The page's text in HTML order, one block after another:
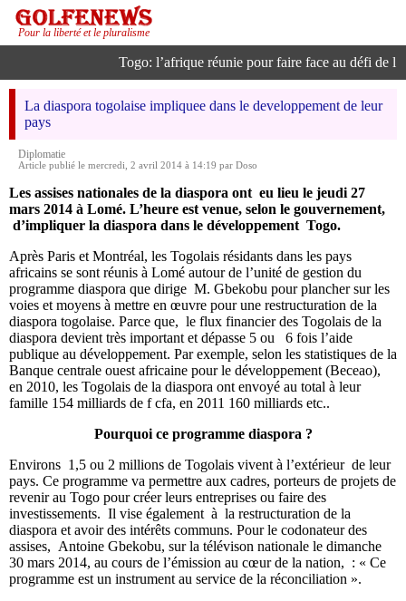
Pour la liberté et le pluralisme
Togo: l’afrique réunie pour faire face au défi de
La diaspora togolaise impliquee dans le developpement de leur
pays
Diplomatie
Article publié le mercredi, 2 avril 2014 à 14:19 par Doso
Les assises nationales de la diaspora ont eu lieu le jeudi 27
mars 2014 à Lomé. L’heure est venue, selon le gouvernement,
d’impliquer la diaspora dans le développement Togo.
Après Paris et Montréal, les Togolais résidants dans les pays
africains se sont réunis à Lomé autour de l’unité de gestion du
programme diaspora que dirige M. Gbekobu pour plancher sur les
voies et moyens à mettre en œuvre pour une restructuration de la
diaspora togolaise. Parce que, le flux financier des Togolais de la
diaspora devient très important et dépasse 5 ou 6 fois l’aide
publique au développement. Par exemple, selon les statistiques de la
Banque centrale ouest africaine pour le développement (Beceao),
en 2010, les Togolais de la diaspora ont envoyé au total à leur
famille 154 milliards de f cfa, en 2011 160 milliards etc..
Pourquoi ce programme diaspora ?
Environs 1,5 ou 2 millions de Togolais vivent à l’extérieur de leur
pays. Ce programme va permettre aux cadres, porteurs de projets de
revenir au Togo pour créer leurs entreprises ou faire des
investissements. Il vise également à la restructuration de la
diaspora et avoir des intérêts communs. Pour le codonateur des
assises, Antoine Gbekobu, sur la télévison nationale le dimanche
30 mars 2014, au cours de l’émission au cœur de la nation, : « Ce
programme est un instrument au service de la réconciliation ».